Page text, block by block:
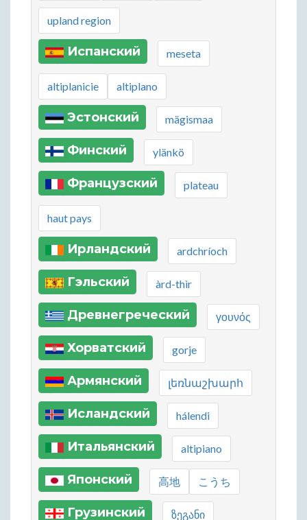
upland region
Испанский meseta
altiplanicie altiplano
Эстонский mägismaa
Финский ylänkö
Французский plateau
haut pays
Ирландский ardchríoch
Гэльский àrd-thìr
Древнегреческий γουνός
Хорватский gorje
Армянский լեռնաշխարհ
Исландский hálendi
Итальянский altipiano
Японский 高地 こうち
Грузинский ზეგანი